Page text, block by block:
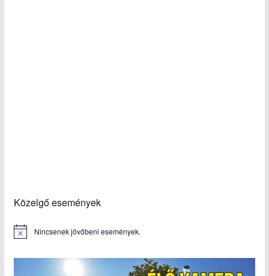
Közelgő események
N
i
Nincsenek jövőbeni események.